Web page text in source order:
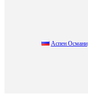
Аспен Осмaни